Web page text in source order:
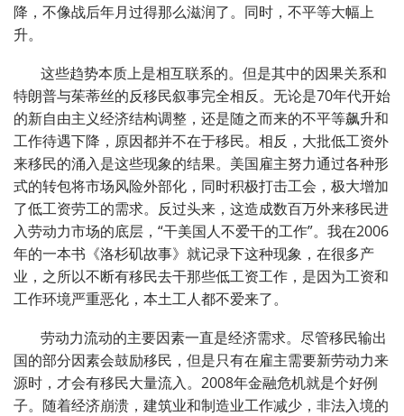
降，不像战后年月过得那么滋润了。同时，不平等大幅上
升。
这些趋势本质上是相互联系的。但是其中的因果关系和
特朗普与茱蒂丝的反移民叙事完全相反。无论是70年代开始
的新自由主义经济结构调整，还是随之而来的不平等飙升和
工作待遇下降，原因都并不在于移民。相反，大批低工资外
来移民的涌入是这些现象的结果。美国雇主努力通过各种形
式的转包将市场风险外部化，同时积极打击工会，极大增加
了低工资劳工的需求。反过头来，这造成数百万外来移民进
入劳动力市场的底层，“干美国人不爱干的工作”。我在2006
年的一本书《洛杉矶故事》就记录下这种现象，在很多产
业，之所以不断有移民去干那些低工资工作，是因为工资和
工作环境严重恶化，本土工人都不爱来了。
劳动力流动的主要因素一直是经济需求。尽管移民输出
国的部分因素会鼓励移民，但是只有在雇主需要新劳动力来
源时，才会有移民大量流入。2008年金融危机就是个好例
子。随着经济崩溃，建筑业和制造业工作减少，非法入境的